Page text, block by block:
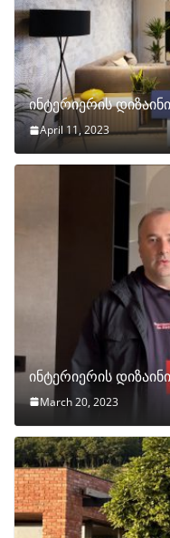
ინტერიერის დიზაინი
April 11, 2023
ინტერიერის დიზაინი
March 20, 2023